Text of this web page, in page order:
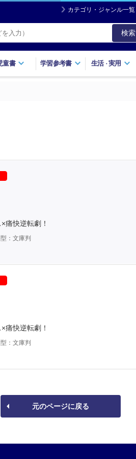
カテゴリ・ジャンル一覧
検索
童書 学習参考書 生活・実用
痛快逆転劇！
：文庫判
痛快逆転劇！
：文庫判
元のページに戻る